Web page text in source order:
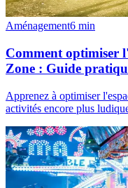
Aménagement6 min
Comment optimiser
Zone : Guide
Apprenez à optimiser
activités encore plus